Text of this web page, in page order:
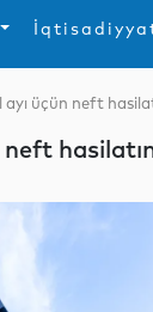
siyasətTurizm
Hadisə
üçün neft